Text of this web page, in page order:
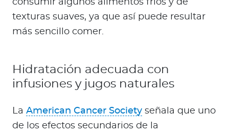
consumir algunos alimentos fríos y de
texturas suaves, ya que así puede resultar
más sencillo comer.
Hidratación adecuada con
infusiones y jugos naturales
La American Cancer Society señala que uno
de los efectos secundarios de la